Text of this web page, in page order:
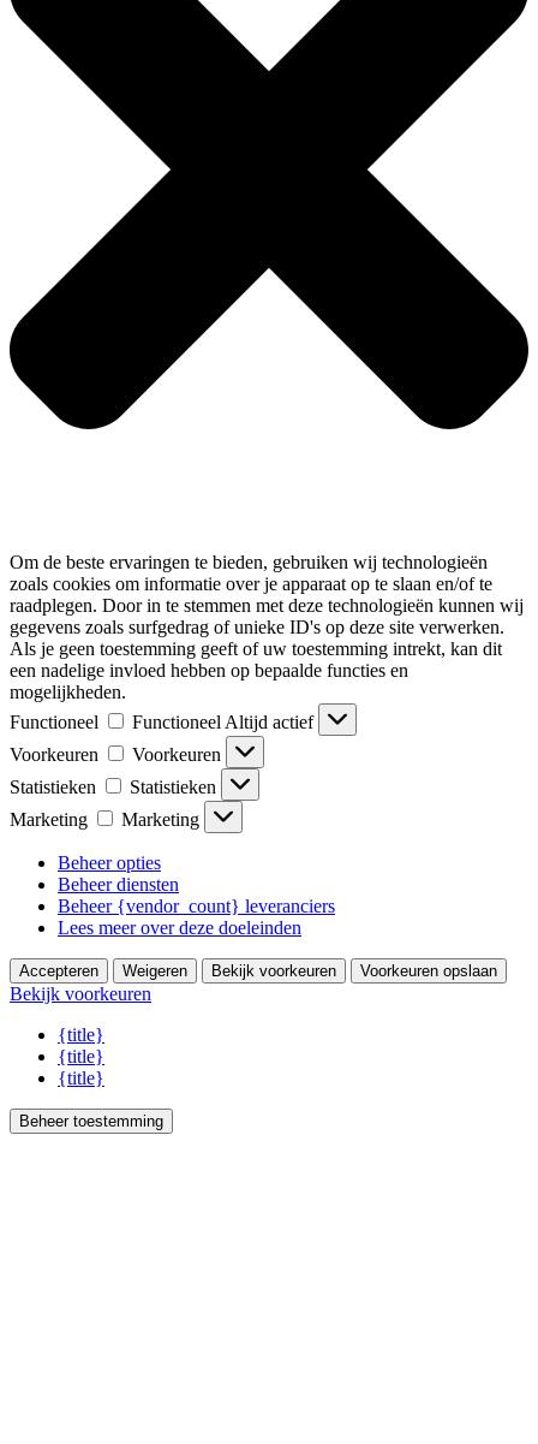
Om de beste ervaringen te bieden, gebruiken wij technologieën
zoals cookies om informatie over je apparaat op te slaan en/of te
raadplegen. Door in te stemmen met deze technologieën kunnen wij
gegevens zoals surfgedrag of unieke ID's op deze site verwerken.
Als je geen toestemming geeft of uw toestemming intrekt, kan dit
een nadelige invloed hebben op bepaalde functies en
mogelijkheden.
Functioneel
Functioneel Altijd actief
Voorkeuren
Voorkeuren
Statistieken
Statistieken
Marketing
Marketing
Beheer opties
Beheer diensten
Beheer {vendor_count} leveranciers
Lees meer over deze doeleinden
Accepteren Weigeren Bekijk voorkeuren Voorkeuren opslaan
Bekijk voorkeuren
{title}
{title}
{title}
Beheer toestemming